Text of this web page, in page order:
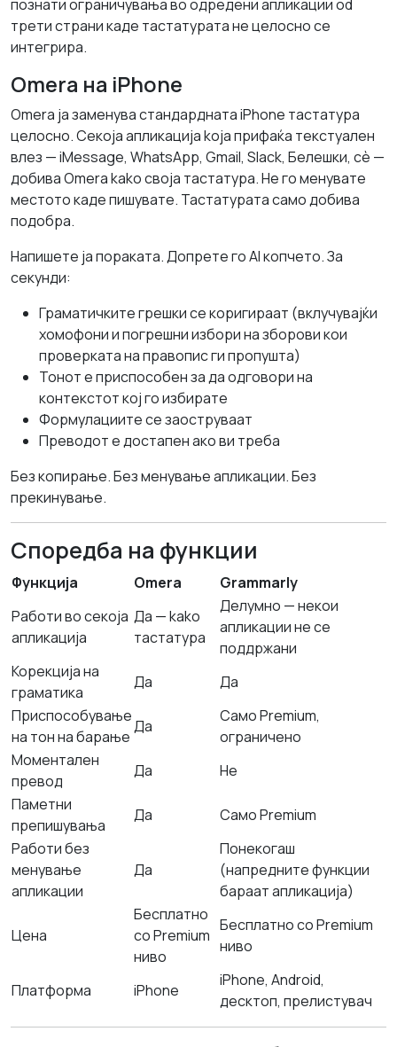
познати ограничувања во одредени апликации od
трети страни каде тастатурата не целосно се
интегрира.
Omera на iPhone
Omera ja заменува стандардната iPhone тастатура
целосно. Секоја апликација koja прифаќа текстуален
влез — iMessage, WhatsApp, Gmail, Slack, Белешки, сè —
добива Omera kako своја тастатура. Не го менувате
местото каде пишувате. Тастатурата само добива
подобра.
Напишете ја пораката. Допрете го AI копчето. За
секунди:
Граматичките грешки се коригираат (вклучувајќи
хомофони и погрешни избори на зборови кои
проверката на правопис ги пропушта)
Тонот е приспособен за да одговори на
контекстот кој го избирате
Формулациите се заоструваат
Преводот е достапен ако ви треба
Без копирање. Без менување апликации. Без
прекинување.
Споредба на функции
Функција Omera
Grammarly
Работи во секоја
апликација
Да — kako
тастатура
Делумно — некои
апликации не се
поддржани
Корекција на
граматика
Да
Да
Приспособување
на тон на барање
Да
Само Premium,
ограничено
Моментален
превод
Да
Не
Паметни
препишувања
Да
Само Premium
Работи без
менување
апликации
Да
Понекогаш
(напредните функции
бараат апликација)
Цена
Бесплатно
со Premium
ниво
Бесплатно со Premium
ниво
Платформа iPhone
iPhone, Android,
десктоп, прелистувач